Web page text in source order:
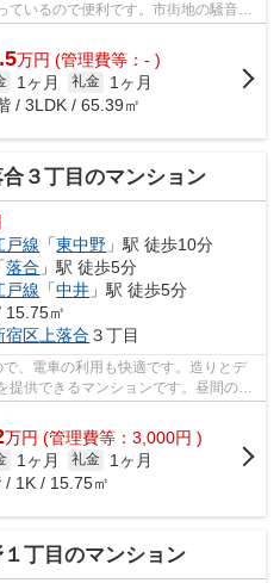
ているので便利です。市街地の騒音が
階...
万円 (管理費等：- )
1ヶ月 礼金
1ヶ月
/ 3LDK / 65.39㎡
３丁目のマンション
戸線 「東中野 」駅 徒歩10分
「落合 」駅 徒歩5分
戸線 「中井 」駅 徒歩5分
15.75㎡
宿区 上落合 ３丁目
、電車の利用も快適です。造りとデ
提供できるマンションです。昼間の電
...
万円 (管理費等：3,000円 )
1ヶ月 礼金
1ヶ月
/ 1K / 15.75㎡
丁目のマンション